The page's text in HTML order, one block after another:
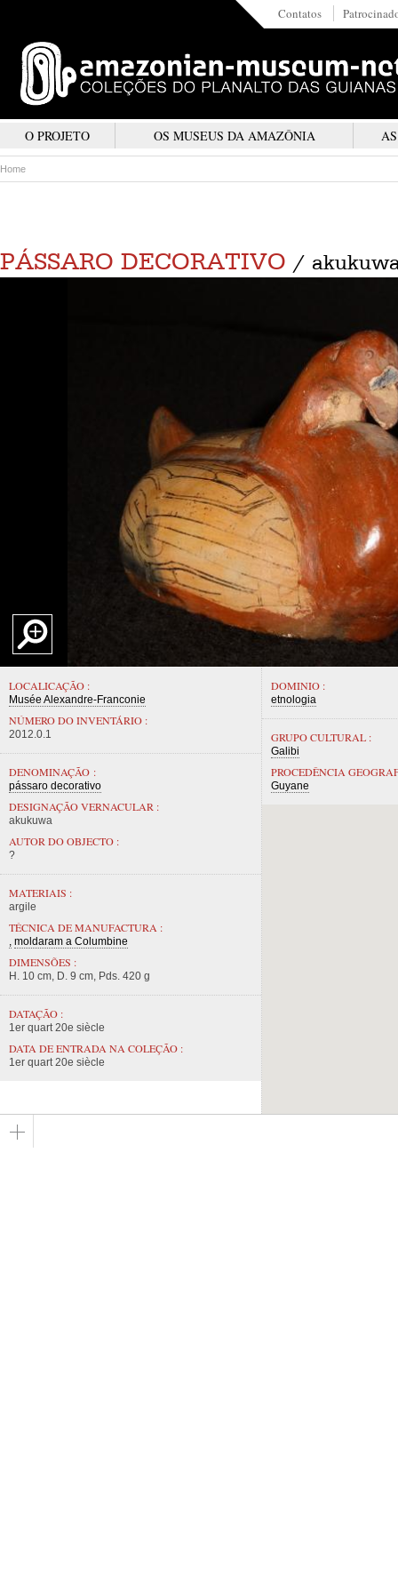
Contatos
O PROJETO OS MUSEUS DA AMAZÔNIA
Home
PÁSSARO DECORATIVO /
LOCALICAÇÃO :
Musée Alexandre-Franconie
NÚMERO DO INVENTÁRIO :
2012.0.1
DENOMINAÇÃO :
pássaro decorativo
DESIGNAÇÃO VERNACULAR :
akukuwa
AUTOR DO OBJECTO :
?
MATERIAIS :
argile
TÉCNICA DE MANUFACTURA :
moldaram a Columbine
DIMENSÕES :
H. 10 cm, D. 9 cm, Pds. 420 g
DATAÇÃO :
1er quart 20e siècle
DATA DE ENTRADA NA COLEÇÃO :
1er quart 20e siècle
DOMINIO :
etnologia
GRUPO CULTURAL :
Galibi
PROCEDÊNCIA
Guyane